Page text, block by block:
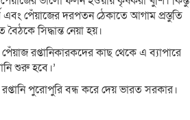
এবং পেঁয়াজের দরপতন ঠেকাতে আগাম প্রস্তুতি
সিদ্ধান্ত নেয়া হয়।
রপ্তানিকারকদের কাছ থেকে এ ব্যাপারে
শুরু হবে।’
পুরোপুরি বন্ধ করে দেয় ভারত সরকার।